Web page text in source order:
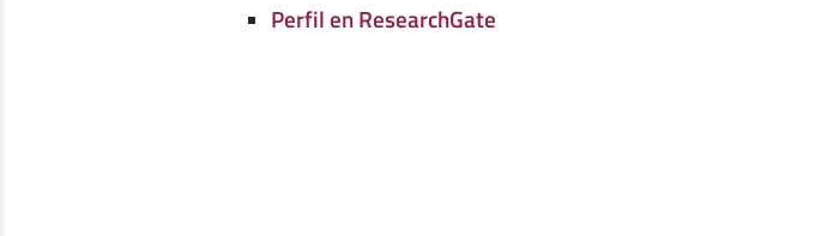
Perfil en ResearchGate